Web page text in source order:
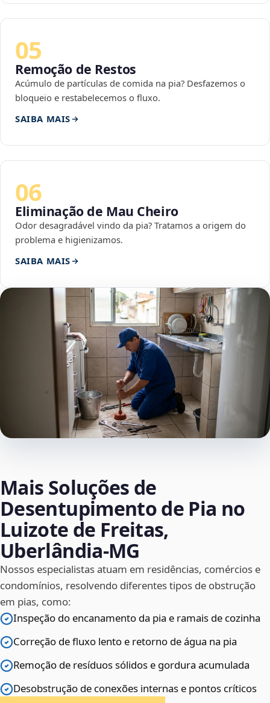
05
Remoção de Restos
Acúmulo de partículas de comida na pia? Desfazemos o
bloqueio e restabelecemos o fluxo.
SAIBA MAIS
06
Eliminação de Mau Cheiro
Odor desagradável vindo da pia? Tratamos a origem do
problema e higienizamos.
SAIBA MAIS
Mais Soluções de
Desentupimento de Pia no
Luizote de Freitas,
Uberlândia‑MG
Nossos especialistas atuam em residências, comércios e
condomínios, resolvendo diferentes tipos de obstrução
em pias, como:
Inspeção do encanamento da pia e ramais de cozinha
Correção de fluxo lento e retorno de água na pia
Remoção de resíduos sólidos e gordura acumulada
Desobstrução de conexões internas e pontos críticos